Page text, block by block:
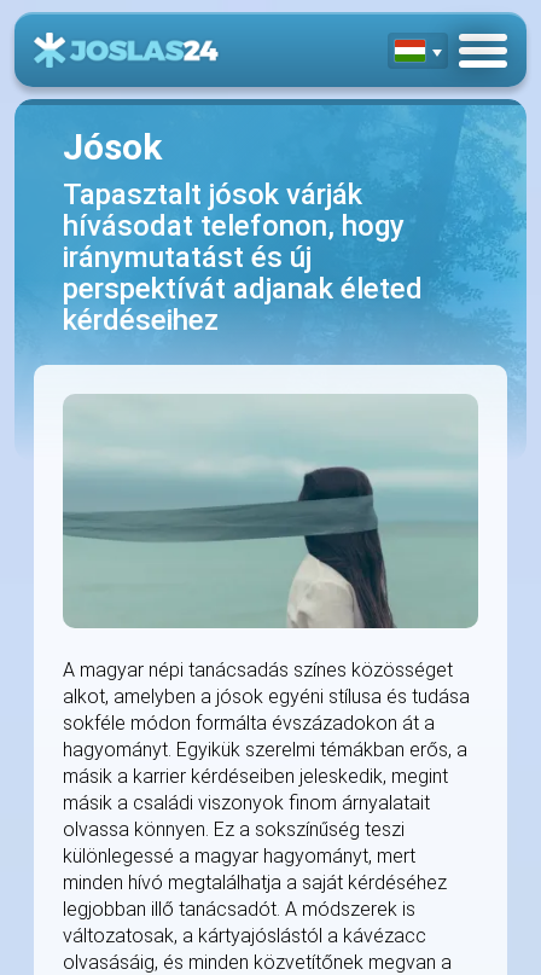
Jósok
Tapasztalt jósok várják
hívásodat telefonon, hogy
iránymutatást és új
perspektívát adjanak életed
kérdéseihez
A magyar népi tanácsadás színes közösséget
alkot, amelyben a jósok egyéni stílusa és tudása
sokféle módon formálta évszázadokon át a
hagyományt. Egyikük szerelmi témákban erős, a
másik a karrier kérdéseiben jeleskedik, megint
másik a családi viszonyok finom árnyalatait
olvassa könnyen. Ez a sokszínűség teszi
különlegessé a magyar hagyományt, mert
minden hívó megtalálhatja a saját kérdéséhez
legjobban illő tanácsadót. A módszerek is
változatosak, a kártyajóslástól a kávézacc
olvasásáig, és minden közvetítőnek megvan a